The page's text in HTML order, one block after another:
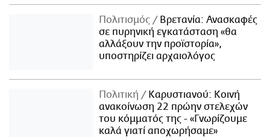
Πολιτισμός
Βρετανία: Ανασκαφές
σε πυρηνική εγκατάσταση «θα
αλλάξουν την προϊστορία»,
υποστηρίζει αρχαιολόγος
Πολιτική
Καρυστιανού: Κοινή
ανακοίνωση 22 πρώην στελεχών
του κόμματός της - «Γνωρίζουμε
καλά γιατί αποχωρήσαμε»